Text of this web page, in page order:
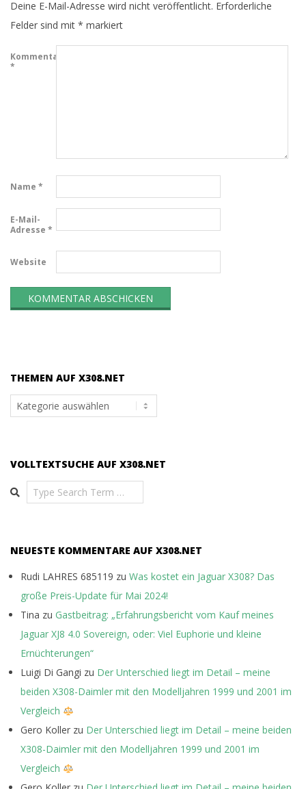
Deine E-Mail-Adresse wird nicht veröffentlicht. Erforderliche
Felder sind mit * markiert
Kommentar
*
Name *
E-Mail-
Adresse *
Website
THEMEN AUF X308.NET
Themen
auf
VOLLTEXTSUCHE AUF X308.NET
Search
NEUESTE KOMMENTARE AUF X308.NET
Rudi LAHRES 685119 zu Was kostet ein Jaguar X308? Das
große Preis-Update für Mai 2024!
Tina zu Gastbeitrag: „Erfahrungsbericht vom Kauf meines
Jaguar XJ8 4.0 Sovereign, oder: Viel Euphorie und kleine
Ernüchterungen“
Luigi Di Gangi zu Der Unterschied liegt im Detail – meine
beiden X308-Daimler mit den Modelljahren 1999 und 2001 im
Vergleich
Gero Koller zu Der Unterschied liegt im Detail – meine beiden
X308-Daimler mit den Modelljahren 1999 und 2001 im
Vergleich